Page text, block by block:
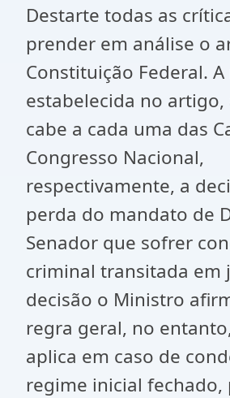
Destarte todas as
prender em análise o
Constituição Federal.
estabelecida no artigo,
cabe a cada uma das
Congresso Nacional,
respectivamente, a
perda do mandato de
Senador que sofrer
criminal transitada em
decisão o Ministro
regra geral, no
aplica em caso de
regime inicial